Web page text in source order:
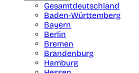
Gesamtdeutschland
Baden-Württemberg
Bayern
Berlin
Bremen
Brandenburg
Hamburg